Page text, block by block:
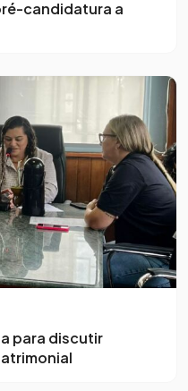
candidatura a
para discutir